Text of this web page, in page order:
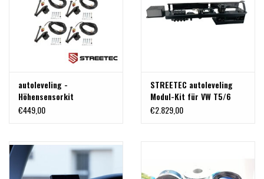
autoleveling -
Höhensensorkit
€449,00
STREETEC autoleveling
Modul-Kit für VW T5/6
€2.829,00